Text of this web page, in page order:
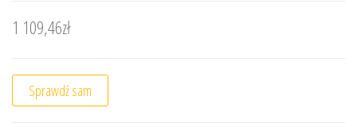
1 109,46zł
Sprawdź sam